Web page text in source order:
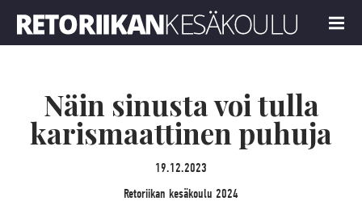
MENU
Näin sinusta voi tulla
karismaattinen puhuja
19.12.2023
Retoriikan kesäkoulu 2024